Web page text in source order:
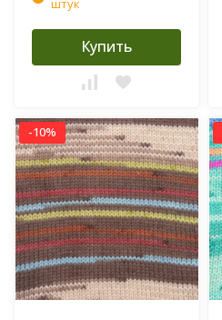
штук
Купить
-10%